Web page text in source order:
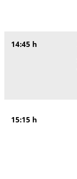
14:45 h
15:15 h